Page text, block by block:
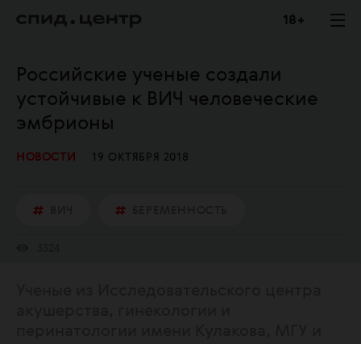
18 +
Российские ученые создали
устойчивые к ВИЧ человеческие
эмбрионы
НОВОСТИ 19 ОКТЯБРЯ 2018